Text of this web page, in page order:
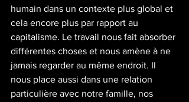
humain dans un contexte plus global et
cela encore plus par rapport au
capitalisme. Le travail nous fait absorber
différentes choses et nous amène à ne
jamais regarder au même endroit. Il
nous place aussi dans une relation
particulière avec notre famille, nos